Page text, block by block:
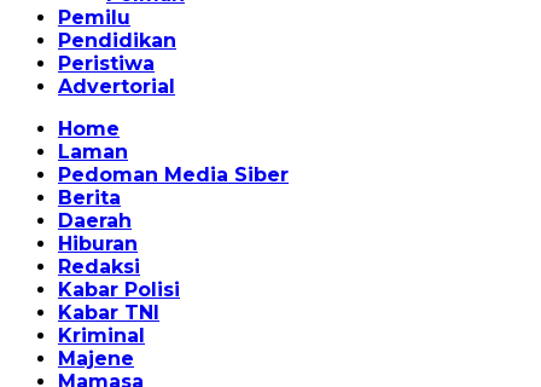
Pemilu
Pendidikan
Peristiwa
Advertorial
Home
Laman
Pedoman Media Siber
Berita
Daerah
Hiburan
Redaksi
Kabar Polisi
Kabar TNI
Kriminal
Majene
Mamasa